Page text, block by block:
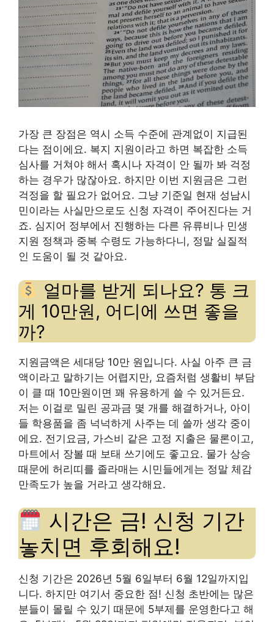
가장 큰 장점은 역시 소득 수준에 관계없이 지급된
다는 점이에요. 복지 지원이라고 하면 복잡한 소득
심사를 거쳐야 해서 혹시나 자격이 안 될까 봐 걱정
하는 경우가 많잖아요. 하지만 이번 지원금은 그런
걱정을 할 필요가 없어요. 그냥 기준일 현재 성남시
민이라는 사실만으로도 신청 자격이 주어진다는 거
죠. 심지어 정부에서 진행하는 다른 유류비나 민생
지원 정책과 중복 수령도 가능하다니, 정말 실질적
인 도움이 될 것 같아요.
얼마를 받게 되나요? 통 크
게 10만원, 어디에 쓰면 좋을
까?
지원금액은 세대당 10만 원입니다. 사실 아주 큰 금
액이라고 말하기는 어렵지만, 요즘처럼 생활비 부담
이 클 때 10만원이면 꽤 유용하게 쓸 수 있거든요.
저는 이걸로 밀린 공과금 몇 개를 해결하거나, 아이
들 학용품을 좀 넉넉하게 사주는 데 쓸까 생각 중이
에요. 전기요금, 가스비 같은 고정 지출은 물론이고,
마트에서 장볼 때 보태 쓰기에도 좋고요. 물가 상승
때문에 허리띠를 졸라매는 시민들에게는 정말 체감
만족도가 높을 거라고 생각해요.
시간은 금! 신청 기간
놓치면 후회해요!
신청 기간은 2026년 5월 6일부터 6월 12일까지입
니다. 하지만 여기서 중요한 점! 신청 초반에는 많은
분들이 몰릴 수 있기 때문에 5부제를 운영한다고 해